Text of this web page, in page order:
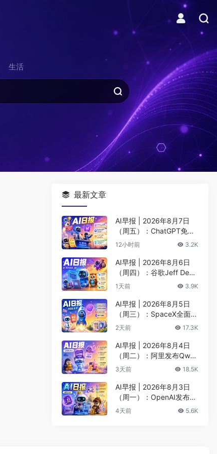
生活
最新文章
AI早报 | 2026年8月7日
（周五）：ChatGPT免费
版升级GPT-5.6 Luna无限
萨比斯卸任CEO
12小时前 3.2K
AI早报 | 2026年8月6日
（周四）：谷歌Jeff Dean
创办AI科学公司、Meta发
1天前 3.9K
AI早报 | 2026年8月5日
（周三）：SpaceX全面押
注英伟达布局太空AI、四
2天前 17.3K
AI早报 | 2026年8月4日
（周二）：阿里发布Qwen
3.8-Max旗舰模型、MiniM
3天前 18.5K
AI早报 | 2026年8月3日
（周一）：OpenAI发布Pr
esence、DNA证据被曝可
4天前 5.6K